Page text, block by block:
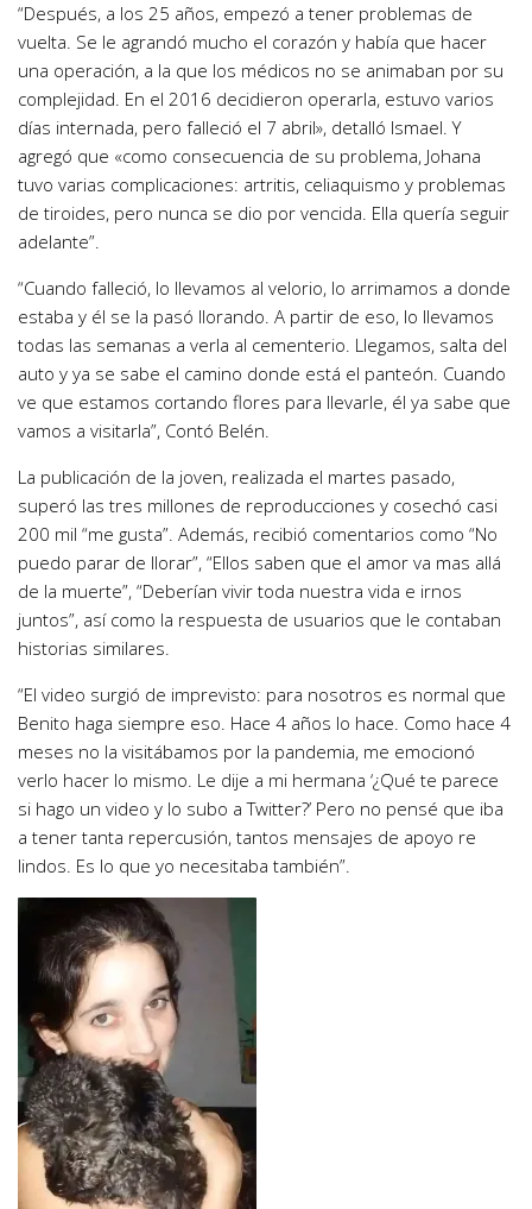
“Después, a los 25 años, empezó a tener problemas de
vuelta. Se le agrandó mucho el corazón y había que hacer
una operación, a la que los médicos no se animaban por su
complejidad. En el 2016 decidieron operarla, estuvo varios
días internada, pero falleció el 7 abril», detalló Ismael. Y
agregó que «como consecuencia de su problema, Johana
tuvo varias complicaciones: artritis, celiaquismo y problemas
de tiroides, pero nunca se dio por vencida. Ella quería seguir
adelante”.
“Cuando falleció, lo llevamos al velorio, lo arrimamos a donde
estaba y él se la pasó llorando. A partir de eso, lo llevamos
todas las semanas a verla al cementerio. Llegamos, salta del
auto y ya se sabe el camino donde está el panteón. Cuando
ve que estamos cortando flores para llevarle, él ya sabe que
vamos a visitarla”, Contó Belén.
La publicación de la joven, realizada el martes pasado,
superó las tres millones de reproducciones y cosechó casi
200 mil “me gusta”. Además, recibió comentarios como “No
puedo parar de llorar”, “Ellos saben que el amor va mas allá
de la muerte”, “Deberían vivir toda nuestra vida e irnos
juntos”, así como la respuesta de usuarios que le contaban
historias similares.
“El video surgió de imprevisto: para nosotros es normal que
Benito haga siempre eso. Hace 4 años lo hace. Como hace 4
meses no la visitábamos por la pandemia, me emocionó
verlo hacer lo mismo. Le dije a mi hermana ‘¿Qué te parece
si hago un video y lo subo a Twitter?’ Pero no pensé que iba
a tener tanta repercusión, tantos mensajes de apoyo re
lindos. Es lo que yo necesitaba también”.